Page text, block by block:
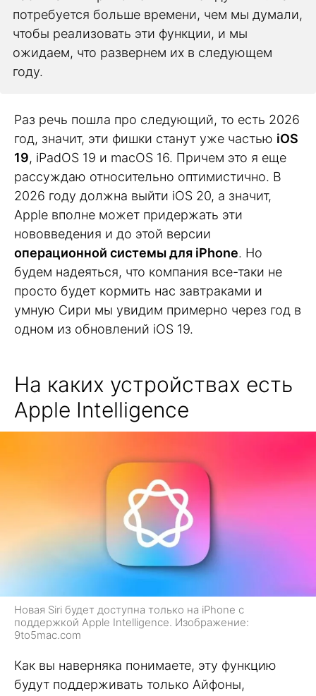
потребуется больше времени, чем мы думали,
чтобы реализовать эти функции, и мы
ожидаем, что развернем их в следующем
году.
Раз речь пошла про следующий, то есть 2026
год, значит, эти фишки станут уже частью iOS
19, iPadOS 19 и macOS 16. Причем это я еще
рассуждаю относительно оптимистично. В
2026 году должна выйти iOS 20, а значит,
Apple вполне может придержать эти
нововведения и до этой версии
операционной системы для iPhone. Но
будем надеяться, что компания все-таки не
просто будет кормить нас завтраками и
умную Сири мы увидим примерно через год в
одном из обновлений iOS 19.
На каких устройствах есть
Apple Intelligence
Новая Siri будет доступна только на iPhone с
поддержкой Apple Intelligence. Изображение:
9to5mac.com
Как вы наверняка понимаете, эту функцию
будут поддерживать только Айфоны,